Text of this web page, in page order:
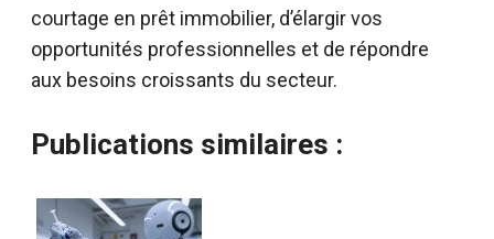
courtage en prêt immobilier, d’élargir vos
opportunités professionnelles et de répondre
aux besoins croissants du secteur.
Publications similaires :